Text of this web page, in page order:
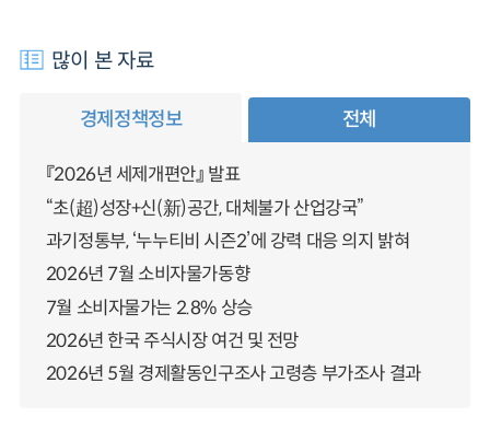
많이 본 자료
경제정책정보 전체
『2026년 세제개편안』 발표
“초(超)성장+신(新)공간, 대체불가 산업강국”
과기정통부, ‘누누티비 시즌2’에 강력 대응 의지 밝혀
2026년 7월 소비자물가동향
7월 소비자물가는 2.8% 상승
2026년 한국 주식시장 여건 및 전망
2026년 5월 경제활동인구조사 고령층 부가조사 결과